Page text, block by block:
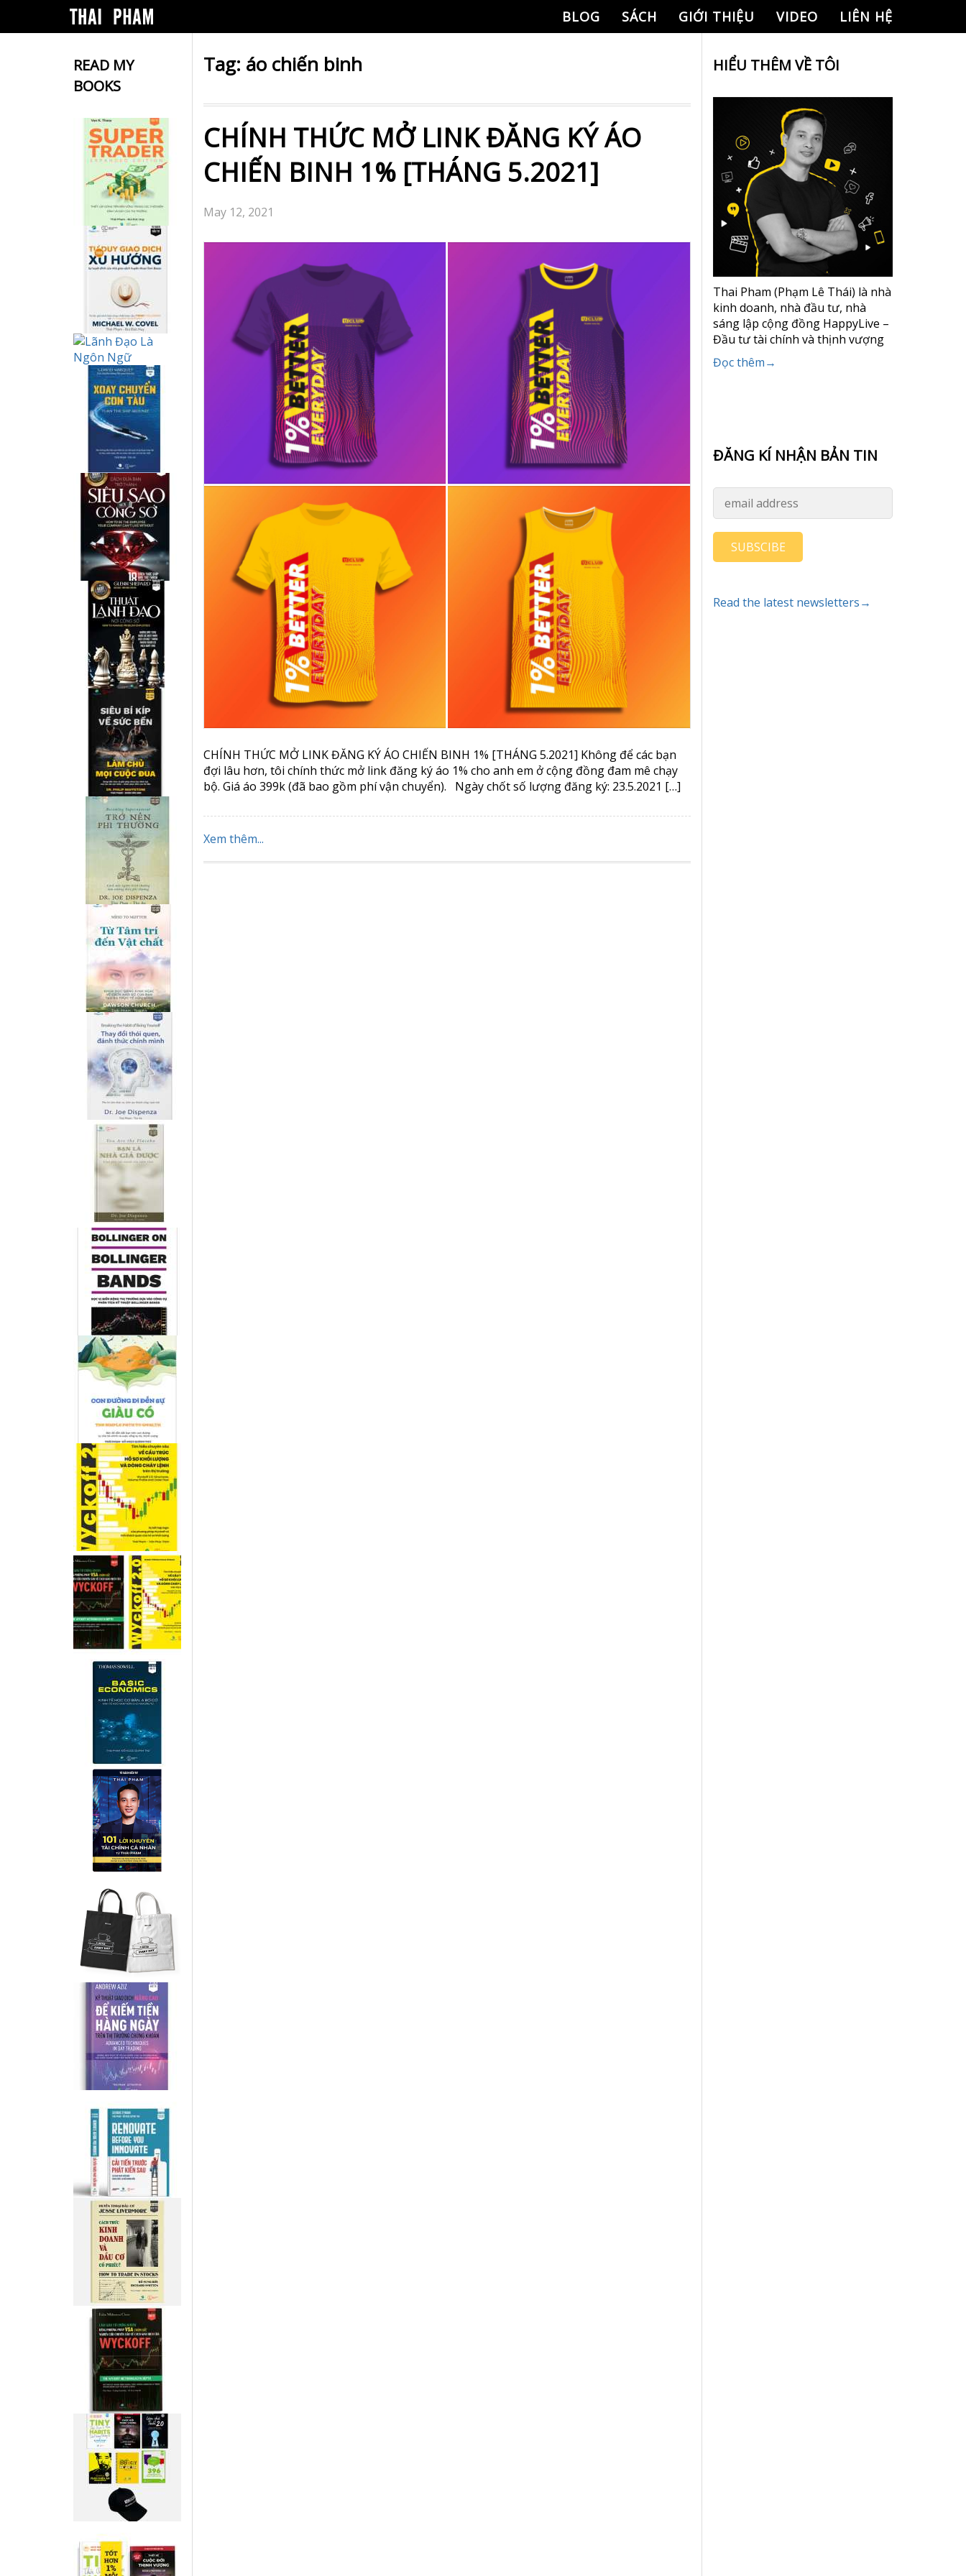
BLOG SÁCH GIỚI THIỆU VIDEO LIÊN HỆ
READ MY
BOOKS
Tag: áo chiến binh
CHÍNH THỨC MỞ LINK ĐĂNG KÝ ÁO
CHIẾN BINH 1% [THÁNG 5.2021]
May 12, 2021
CHÍNH THỨC MỞ LINK ĐĂNG KÝ ÁO CHIẾN BINH 1% [THÁNG 5.2021] Không để các bạn
đợi lâu hơn, tôi chính thức mở link đăng ký áo 1% cho anh em ở cộng đồng đam mê chạy
bộ. Giá áo 399k (đã bao gồm phí vận chuyển). Ngày chốt số lượng đăng ký: 23.5.2021 […]
Xem thêm...
HIỂU THÊM VỀ TÔI
Thai Pham (Phạm Lê Thái) là nhà
kinh doanh, nhà đầu tư, nhà
sáng lập cộng đồng HappyLive –
Đầu tư tài chính và thịnh vượng
Đọc thêm→
ĐĂNG KÍ NHẬN BẢN TIN
SUBSCIBE
Read the latest newsletters→